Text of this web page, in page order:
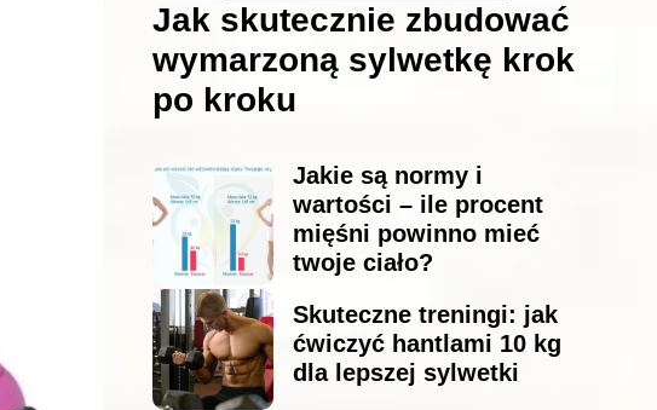
Jak skutecznie zbudować
wymarzoną sylwetkę krok
po kroku
Jakie są normy i
wartości – ile procent
mięśni powinno mieć
twoje ciało?
Skuteczne treningi: jak
ćwiczyć hantlami 10 kg
dla lepszej sylwetki